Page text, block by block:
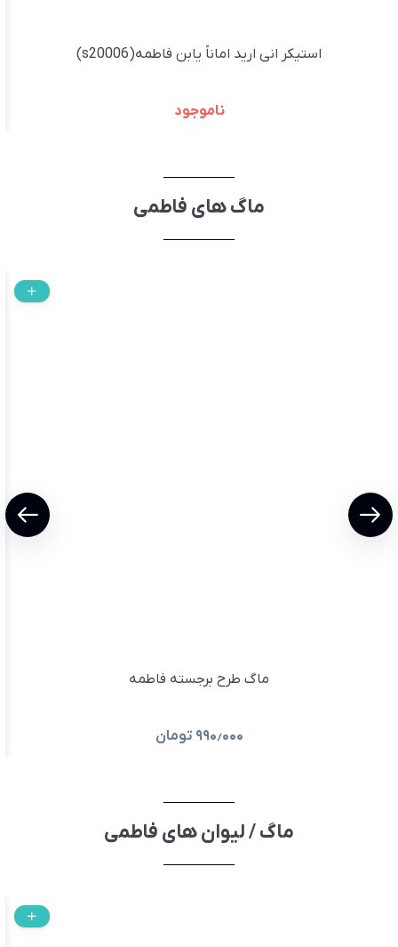
استیکر انی ارید اماناً یابن فاطمه(s20006)
ناموجود
ماگ های فاطمی
ماگ طرح برجسته فاطمه
۹۹۰٫۰۰۰ تومان
ماگ / لیوان های فاطمی